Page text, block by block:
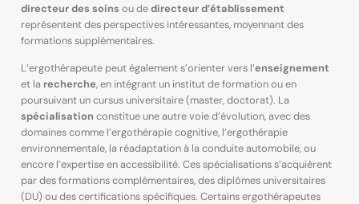
directeur des soins ou dedirecteur d’établissement
représentent des perspectives intéressantes, moyennant des
formations supplémentaires.
L’ergothérapeute peut également s’orienter vers l’enseignement
et la recherche, en intégrant un institut de formation ou en
poursuivant un cursus universitaire (master, doctorat). La
spécialisation constitue une autre voie d’évolution, avec des
domaines comme l’ergothérapie cognitive, l’ergothérapie
environnementale, la réadaptation à la conduite automobile, ou
encore l’expertise en accessibilité. Ces spécialisations s’acquièrent
par des formations complémentaires, des diplômes universitaires
(DU) ou des certifications spécifiques. Certains ergothérapeutes